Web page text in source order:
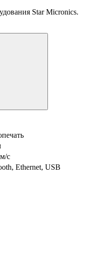
Star Micronics.
с
Ethernet, USB